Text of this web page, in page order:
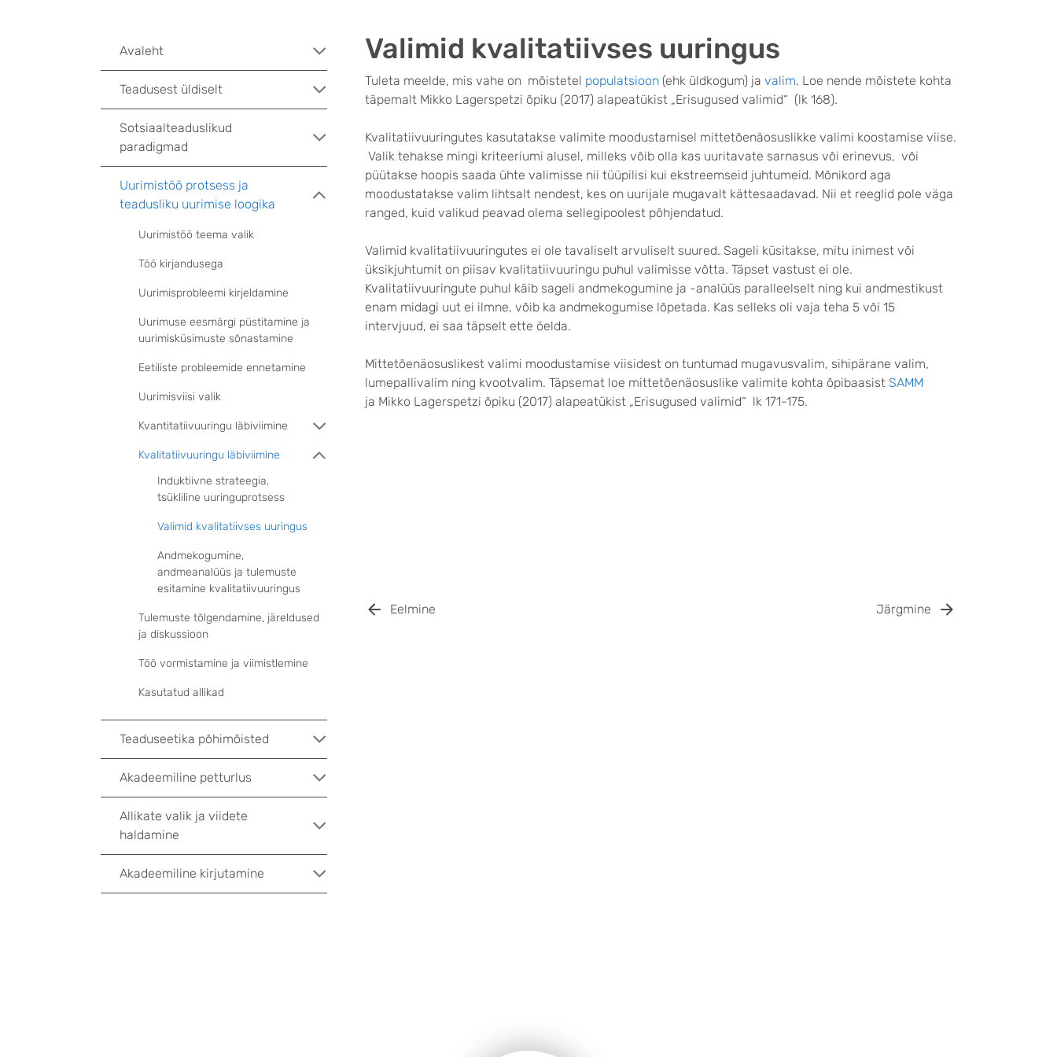
Valimid kvalitatiivses uuringus
Tuleta meelde, mis vahe on mõistetel populatsioon (ehk üldkogum) ja valim. Loe nende mõistete kohta
täpemalt Mikko Lagerspetzi õpiku (2017) alapeatükist „Erisugused valimid“ (lk 168).
Kvalitatiivuuringutes kasutatakse valimite moodustamisel mittetõenäosuslikke valimi koostamise viise.
Valik tehakse mingi kriteeriumi alusel, milleks võib olla kas uuritavate sarnasus või erinevus, või
püütakse hoopis saada ühte valimisse nii tüüpilisi kui ekstreemseid juhtumeid. Mõnikord aga
moodustatakse valim lihtsalt nendest, kes on uurijale mugavalt kättesaadavad. Nii et reeglid pole väga
ranged, kuid valikud peavad olema sellegipoolest põhjendatud.
Valimid kvalitatiivuuringutes ei ole tavaliselt arvuliselt suured. Sageli küsitakse, mitu inimest või
üksikjuhtumit on piisav kvalitatiivuuringu puhul valimisse võtta. Täpset vastust ei ole.
Kvalitatiivuuringute puhul käib sageli andmekogumine ja -analüüs paralleelselt ning kui andmestikust
enam midagi uut ei ilmne, võib ka andmekogumise lõpetada. Kas selleks oli vaja teha 5 või 15
intervjuud, ei saa täpselt ette öelda.
Mittetõenäosuslikest valimi moodustamise viisidest on tuntumad mugavusvalim, sihipärane valim,
lumepallivalim ning kvootvalim. Täpsemat loe mittetõenäosuslike valimite kohta õpibaasist SAMM
ja Mikko Lagerspetzi õpiku (2017) alapeatükist „Erisugused valimid“ lk 171-175.
Eelmine Järgmine
Avaleht
Teadusest üldiselt
Sotsiaalteaduslikud
paradigmad
Uurimistöö protsess ja
teadusliku uurimise loogika
Uurimistöö teema valik
Töö kirjandusega
Uurimisprobleemi kirjeldamine
Uurimuse eesmärgi püstitamine ja
uurimisküsimuste sõnastamine
Eetiliste probleemide ennetamine
Uurimisviisi valik
Kvantitatiivuuringu läbiviimine
Kvalitatiivuuringu läbiviimine
Induktiivne strateegia,
tsükliline uuringuprotsess
Valimid kvalitatiivses uuringus
Andmekogumine,
andmeanalüüs ja tulemuste
esitamine kvalitatiivuuringus
Tulemuste tõlgendamine, järeldused
ja diskussioon
Töö vormistamine ja viimistlemine
Kasutatud allikad
Teaduseetika põhimõisted
Akadeemiline petturlus
Allikate valik ja viidete
haldamine
Akadeemiline kirjutamine